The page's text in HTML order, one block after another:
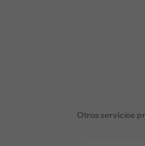
Otros servicios